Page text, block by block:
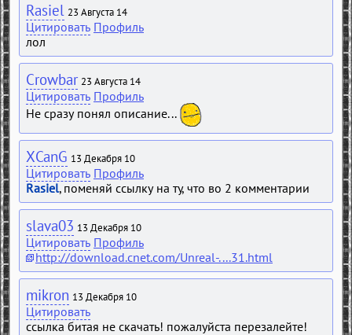
Rasiel 23 Августа 14
Цитировать Профиль
лол
Crowbar 23 Августа 14
Цитировать Профиль
Не сразу понял описание...
XCanG 13 Декабря 10
Цитировать Профиль
Rasiel, поменяй ссылку на ту, что во 2 комментарии
slava03 13 Декабря 10
Цитировать Профиль
http://download.cnet.com/Unreal-....31.html
mikron 13 Декабря 10
Цитировать
ссылка битая не скачать! пожалуйста перезалейте!